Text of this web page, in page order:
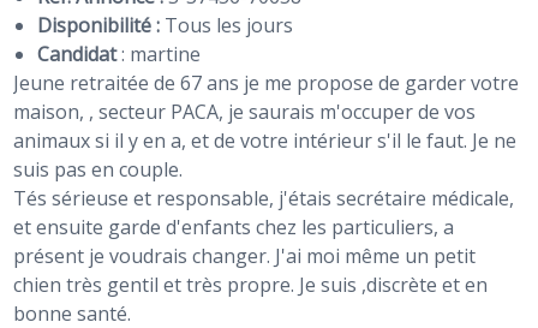
Disponibilité : Tous les jours
Candidat: martine
Jeune retraitée de 67 ans je me propose de garder votre
maison, , secteur PACA, je saurais m'occuper de vos
animaux si il y en a, et de votre intérieur s'il le faut. Je ne
suis pas en couple.
Tés sérieuse et responsable, j'étais secrétaire médicale,
et ensuite garde d'enfants chez les particuliers, a
présent je voudrais changer. J'ai moi même un petit
chien très gentil et très propre. Je suis ,discrète et en
bonne santé.